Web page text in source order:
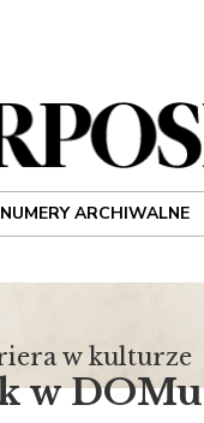
NUMERY ARCHIWALNE
w kulturze
w DOMu